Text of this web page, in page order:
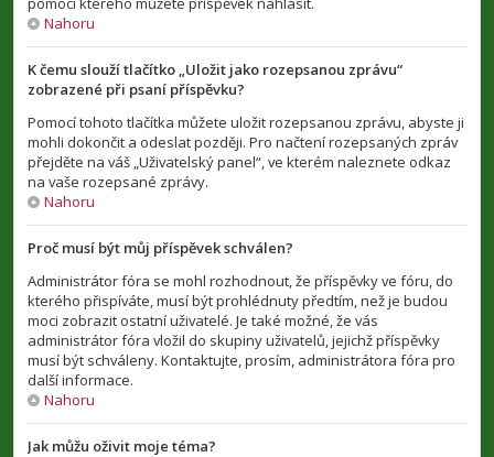
Nahoru
K čemu slouží tlačítko „Uložit jako rozepsanou zprávu“
zobrazené při psaní příspěvku?
Pomocí tohoto tlačítka můžete uložit rozepsanou zprávu, abyste ji
mohli dokončit a odeslat později. Pro načtení rozepsaných zpráv
přejděte na váš „Uživatelský panel“, ve kterém naleznete odkaz
na vaše rozepsané zprávy.
Nahoru
Proč musí být můj příspěvek schválen?
Administrátor fóra se mohl rozhodnout, že příspěvky ve fóru, do
kterého přispíváte, musí být prohlédnuty předtím, než je budou
moci zobrazit ostatní uživatelé. Je také možné, že vás
administrátor fóra vložil do skupiny uživatelů, jejichž příspěvky
musí být schváleny. Kontaktujte, prosím, administrátora fóra pro
další informace.
Nahoru
Jak můžu oživit moje téma?